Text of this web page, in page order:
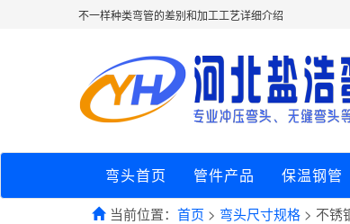
不一样种类弯管的差别和加工工艺详细介绍
弯头首页 管件产品 保温钢管
当前位置： 首页 > 弯头尺寸规格 > 不锈